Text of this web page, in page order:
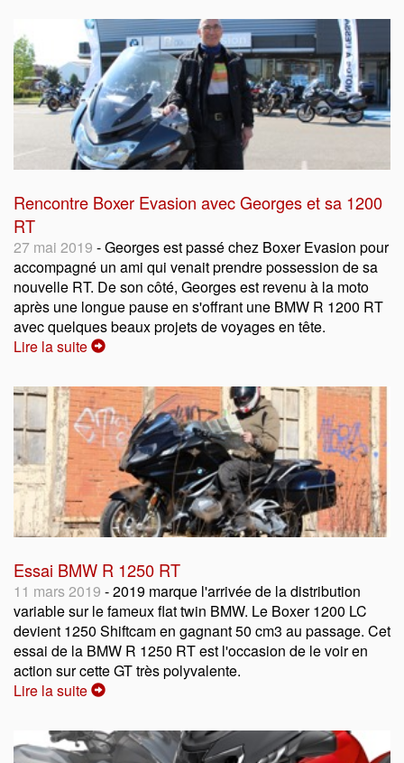
Rencontre Boxer Evasion avec Georges et sa 1200
RT
27 mai 2019 - Georges est passé chez Boxer Evasion pour
accompagné un ami qui venait prendre possession de sa
nouvelle RT. De son côté, Georges est revenu à la moto
après une longue pause en s'offrant une BMW R 1200 RT
avec quelques beaux projets de voyages en tête.
Lire la suite
Essai BMW R 1250 RT
11 mars 2019 - 2019 marque l'arrivée de la distribution
variable sur le fameux flat twin BMW. Le Boxer 1200 LC
devient 1250 Shiftcam en gagnant 50 cm3 au passage. Cet
essai de la BMW R 1250 RT est l'occasion de le voir en
action sur cette GT très polyvalente.
Lire la suite